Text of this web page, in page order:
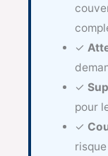
✓
✓
pour
✓